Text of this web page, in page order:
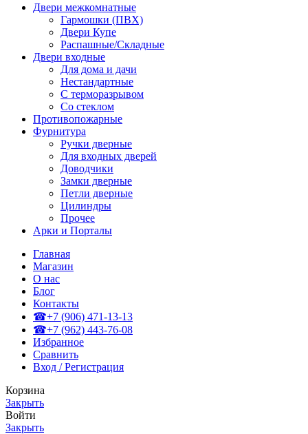
Двери межкомнатные
Гармошки (ПВХ)
Двери Купе
Распашные/Складные
Двери входные
Для дома и дачи
Нестандартные
С терморазрывом
Со стеклом
Противопожарные
Фурнитура
Ручки дверные
Для входных дверей
Доводчики
Замки дверные
Петли дверные
Цилиндры
Прочее
Арки и Порталы
Главная
Магазин
О нас
Блог
Контакты
☎+7 (906) 471-13-13
☎+7 (962) 443-76-08
Избранное
Сравнить
Вход / Регистрация
Корзина
Закрыть
Войти
Закрыть